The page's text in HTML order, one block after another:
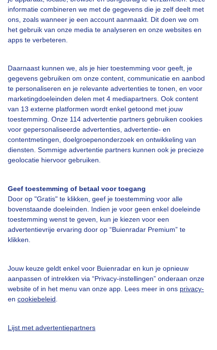
informatie combineren we met de gegevens die je zelf deelt met
ons, zoals wanneer je een account aanmaakt. Dit doen we om
het gebruik van onze media te analyseren en onze websites en
apps te verbeteren.
Daarnaast kunnen we, als je hier toestemming voor geeft, je
gegevens gebruiken om onze content, communicatie en aanbod
te personaliseren en je relevante advertenties te tonen, en voor
marketingdoeleinden delen met 4 mediapartners. Ook content
van 13 externe platformen wordt enkel getoond met jouw
toestemming. Onze 114 advertentie partners gebruiken cookies
voor gepersonaliseerde advertenties, advertentie- en
contentmetingen, doelgroepenonderzoek en ontwikkeling van
diensten. Sommige advertentie partners kunnen ook je precieze
geolocatie hiervoor gebruiken.
Geef toestemming of betaal voor toegang
Door op "Gratis" te klikken, geef je toestemming voor alle
bovenstaande doeleinden. Indien je voor geen enkel doeleinde
toestemming wenst te geven, kun je kiezen voor een
advertentievrije ervaring door op “Buienradar Premium” te
klikken.
Jouw keuze geldt enkel voor Buienradar en kun je opnieuw
aanpassen of intrekken via “Privacy-instellingen” onderaan onze
website of in het menu van onze app. Lees meer in ons privacy-
en cookiebeleid
Lijst met advertentiepartners
Dijk Zon Wolken
Een moment geduld aub...
Over Buienradar
Bedrijfsgegevens
Veelgestelde vragen
Toegankelijkheid
Gebruikersvoorwaarden
Adverteren
Privacy beleid